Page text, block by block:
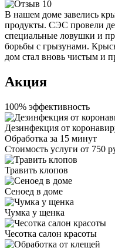
В нашем доме завелись
продукты. СЭС провели
специальные ловушки и
борьбы с грызунами.
дом стал вновь чистым и
Акция
100% эффективность
Дезинфекция от
Обработка за 15 минут
Стоимость услуги от 750
Травить клопов
Сеноед в доме
Чумка у щенка
Чесотка салон красоты